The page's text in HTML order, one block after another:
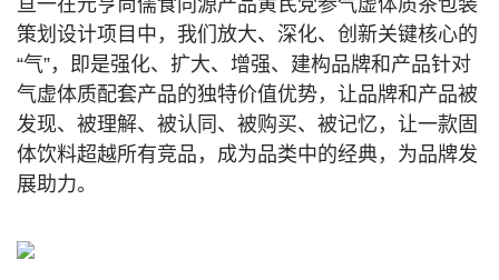
亘一在元亨尚儒食同源产品黄芪党参气虚体质茶包装
策划设计项目中，我们放大、深化、创新关键核心的
“气”，即是强化、扩大、增强、建构品牌和产品针对
气虚体质配套产品的独特价值优势，让品牌和产品被
发现、被理解、被认同、被购买、被记忆，让一款固
体饮料超越所有竞品，成为品类中的经典，为品牌发
展助力。